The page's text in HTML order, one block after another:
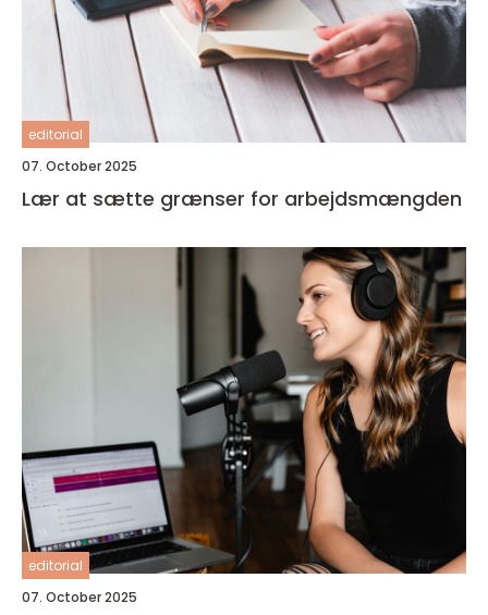
editorial
07. October 2025
Lær at sætte grænser for arbejdsmængden
editorial
07. October 2025